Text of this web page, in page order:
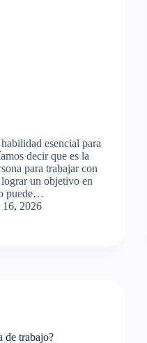
esencial para
decir que es la
para trabajar con
un objetivo en
puede…
2026
de trabajo?